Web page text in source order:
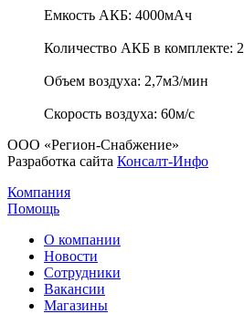
Емкость АКБ: 4000мАч
Количество АКБ в комплекте: 2
Объем воздуха: 2,7м3/мин
Скорость воздуха: 60м/с
ООО «Регион-Снабжение»
Разработка сайта Консалт-Инфо
Компания
Помощь
О компании
Новости
Сотрудники
Вакансии
Магазины